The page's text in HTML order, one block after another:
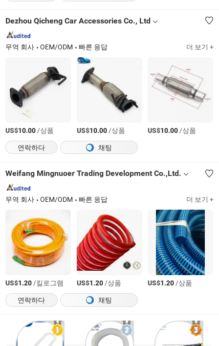
Dezhou Qicheng Car Accessories Co., Ltd
무역 회사 OEM/ODM 빠른 응답 더 보기 +
US$10.00/상품 US$10.00/상품 US$10.00/상품
연락하다
채팅
Weifang Mingnuoer Trading Development Co.,Ltd.
무역 회사 OEM/ODM 빠른 응답 더 보기 +
US$1.20/킬로그램 US$1.20/상품 US$1.20/상품
연락하다
채팅